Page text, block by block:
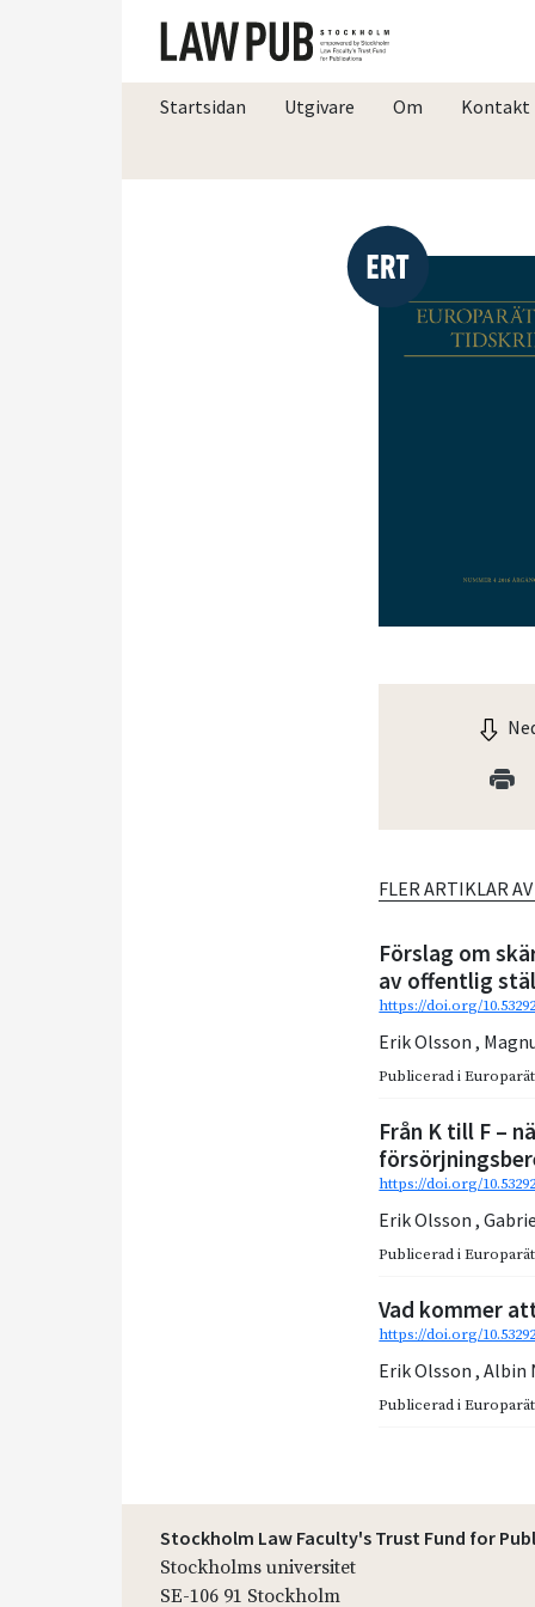
Startsidan Utgivare Om Kontakt
FLER ARTIKLAR
Förslag om
av offentlig
https://doi.org/
Erik Olsson,
Publicerad i
Från K till F –
https://doi.org/
Erik Olsson,
Publicerad i
Vad kommer
https://doi.org/
Erik Olsson,Albin
Publicerad i
Stockholm Law Faculty's Trust Fund for
Stockholms universitet
SE-106 91 Stockholm